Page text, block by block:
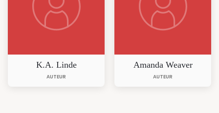
K.A. Linde
AUTEUR
Amanda Weaver
AUTEUR